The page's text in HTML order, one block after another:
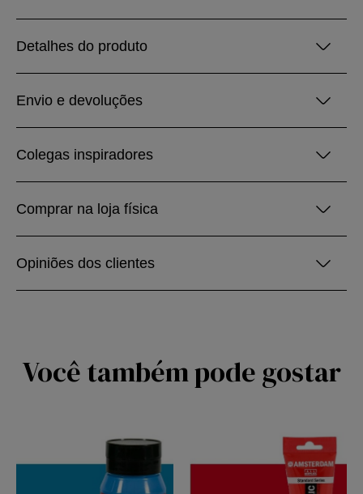
Detalhes do produto
Envio e devoluções
Colegas inspiradores
Comprar na loja física
Opiniões dos clientes
Você também pode gostar